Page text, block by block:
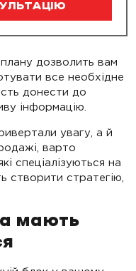
дозволить вам
все необхідне
донести до
інформацію.
увагу, а й
варто
спеціалізуються на
створити стратегію,
мають